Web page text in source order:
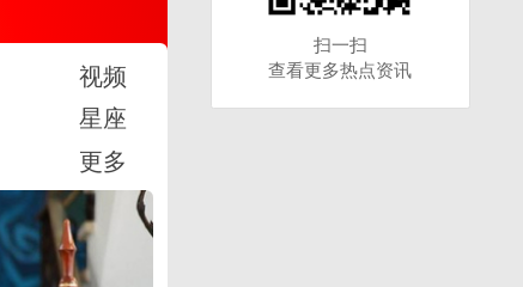
视频
星座
更多
扫一扫
查看更多热点资讯
扫一扫
查看更多热点资讯